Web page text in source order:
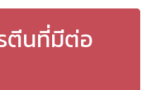
ตีนที่มีต่อ